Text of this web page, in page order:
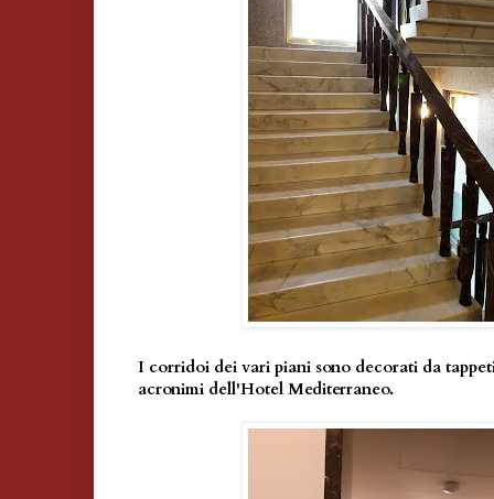
I corridoi dei vari piani sono decorati da
acronimi dell'Hotel Mediterraneo.